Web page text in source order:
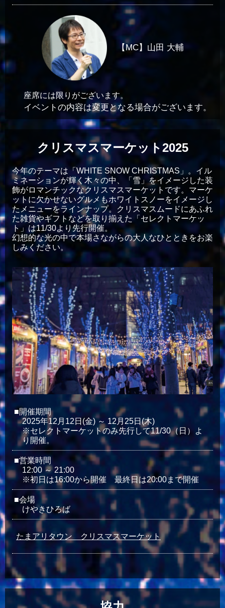
【MC】山田 大輔
座席には限りがございます。
イベントの内容は変更となる場合がございます。
クリスマスマーケット2025
今年のテーマは「WHITE SNOW CHRISTMAS」。イル
ミネーションが輝く木々の中、「雪」をイメージした装
飾がロマンチックなクリスマスマーケットです。マーケ
ットに欠かせないグルメもホワイトスノーをイメージし
たメニューをラインナップ。クリスマスムードにあふれ
た雑貨やギフトなどを取り揃えた「セレクトマーケッ
ト」は11/30より先行開催。
幻想的な光の中で本場さながらの大人なひとときをお楽
しみください。
■開催期間
2025年12月12日(金) ～ 12月25日(木)
※セレクトマーケットのみ先行して11/30（日）よ
り開催。
■営業時間
12:00 ～ 21:00
※初日は16:00から開催 最終日は20:00まで開催
■会場
けやきひろば
たまアリタウン クリスマスマーケット